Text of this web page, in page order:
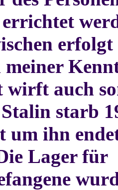
errichtet
erfolgt
meiner
auch
starb
um ihn
Lager für